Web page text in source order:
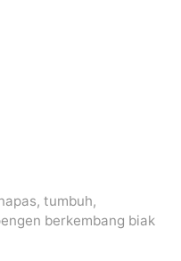
tumbuh,
berkembang biak